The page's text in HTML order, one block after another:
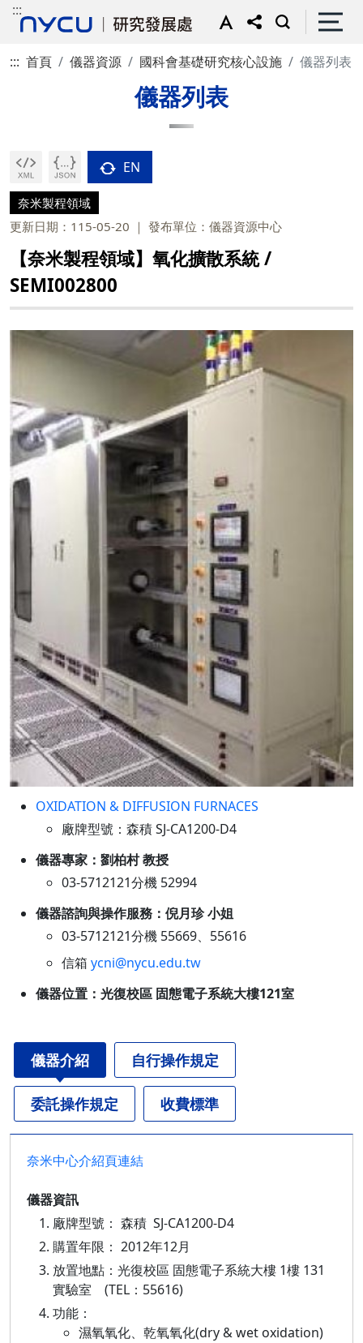
:::
::: 首頁 儀器資源 國科會基礎研究核心設施 儀器列表
儀器列表
EN
奈米製程領域
更新日期：115-05-20
發布單位：儀器資源中心
【奈米製程領域】氧化擴散系統 /
SEMI002800
OXIDATION & DIFFUSION FURNACES
廠牌型號：森積 SJ-CA1200-D4
儀器專家：劉柏村 教授
03-5712121分機 52994
儀器諮詢與操作服務：倪月珍 小姐
03-5712121分機 55669、55616
信箱 ycni@nycu.edu.tw
儀器位置：光復校區 固態電子系統大樓121室
儀器介紹 自行操作規定
委託操作規定 收費標準
奈米中心介紹頁連結
儀器資訊
廠牌型號： 森積 SJ-CA1200-D4
購置年限： 2012年12月
放置地點：光復校區 固態電子系統大樓 1樓 131
實驗室 (TEL：55616)
功能：
濕氧氧化、乾氧氧化(dry & wet oxidation)